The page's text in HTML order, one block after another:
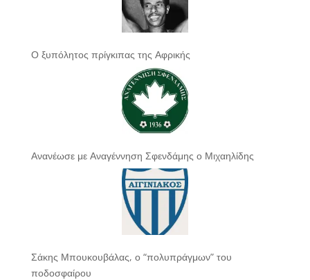
Ο ξυπόλητος πρίγκιπας της Αφρικής
Ανανέωσε με Αναγέννηση Σφενδάμης ο Μιχαηλίδης
Σάκης Μπουκουβάλας, ο “πολυπράγμων” του
ποδοσφαίρου